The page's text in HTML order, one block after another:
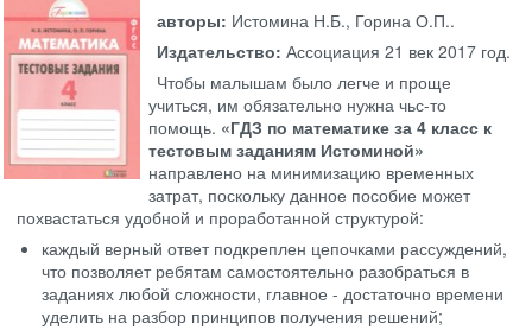
авторы: Истомина Н.Б., Горина О.П..
Издательство:Ассоциация 21 век 2017 год.
Чтобы малышам было легче и проще
учиться, им обязательно нужна чьс-то
помощь. «ГДЗ по математике за 4 класс к
тестовым заданиям Истоминой»
направлено на минимизацию временных
затрат, поскольку данное пособие может
похвастаться удобной и проработанной структурой:
каждый верный ответ подкреплен цепочками рассуждений,
что позволяет ребятам самостоятельно разобраться в
заданиях любой сложности, главное - достаточно времени
уделить на разбор принципов получения решений;